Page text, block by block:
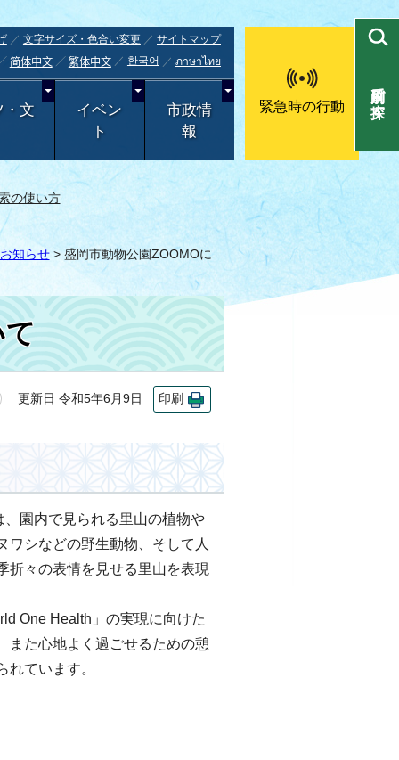
文字サイズ・色合い変更
サイトマップ
简体中文 繁体中文 한국어 ภาษาไทย
・文
イベン
ト
市政情
報
緊急時の行動
の使い方
目的別で探す
知らせ> 盛岡市動物公園ZOOMOに
更新日 令和5年6月9日 印刷
園内で見られる里山の植物や
ワシなどの野生動物、そして人
折々の表情を見せる里山を表現
One Health」の実現に向けた
また心地よく過ごせるための憩
れています。